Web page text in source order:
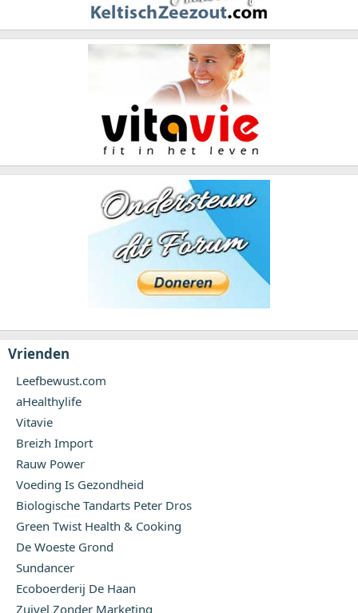
Vrienden
Leefbewust.com
aHealthylife
Vitavie
Breizh Import
Rauw Power
Voeding Is Gezondheid
Biologische Tandarts Peter Dros
Green Twist Health & Cooking
De Woeste Grond
Sundancer
Ecoboerderij De Haan
Zuivel Zonder Marketing